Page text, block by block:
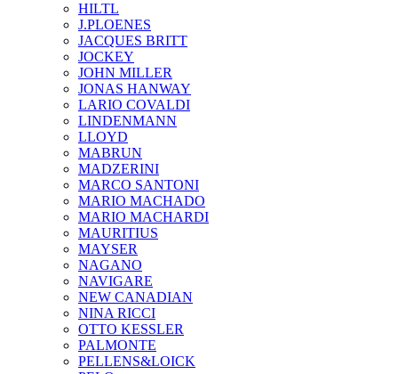
HILTL
J.PLOENES
JAСQUES BRITT
JOCKEY
JOHN MILLER
JONAS HANWAY
LARIO COVALDI
LINDENMANN
LLOYD
MABRUN
MADZERINI
MARCO SANTONI
MARIO MACHADO
MARIO MACHARDI
MAURITIUS
MAYSER
NAGANO
NAVIGARE
NEW CANADIAN
NINA RICCI
OTTO KESSLER
PALMONTE
PELLENS&LOICK